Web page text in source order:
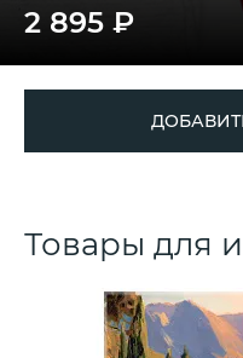
2 895 ₽
Товары для